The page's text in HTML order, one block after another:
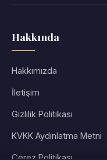
Hakkında
Hakkımızda
İletişim
Gizlilik Politikası
KVKK Aydınlatma Metni
Çerez Politikası